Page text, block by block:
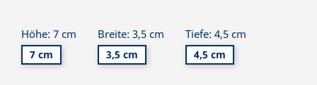
Höhe: 7 cm
7 cm
Breite: 3,5 cm
3,5 cm
Tiefe: 4,5 cm
4,5 cm